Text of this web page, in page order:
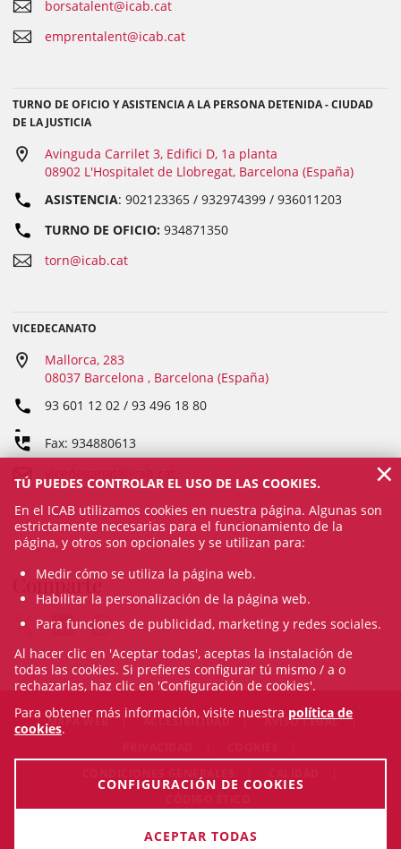
borsatalent@icab.cat
emprentalent@icab.cat
TURNO DE OFICIO Y ASISTENCIA A LA PERSONA DETENIDA - CIUDAD
DE LA JUSTICIA
Avinguda Carrilet 3, Edifici D, 1a planta
08902 L'Hospitalet de Llobregat, Barcelona (España)
ASISTENCIA: 902123365 / 932974399 / 936011203
TURNO DE OFICIO: 934871350
torn@icab.cat
VICEDECANATO
Mallorca, 283
08037 Barcelona , Barcelona (España)
93 601 12 02 / 93 496 18 80
Fax: 934880613
Comparte
MAPA WEB ACCESIBILIDAD
AVISO LEGAL
© Sat Aug 08 04:40:04 CEST 2026 Il·lustre Col·legi de l'Advocacia
TÚ PUEDES CONTROLAR EL USO DE LAS COOKIES.
En el ICAB utilizamos cookies en nuestra página. Algunas son
estrictamente necesarias para el funcionamiento de la
página, y otros son opcionales y se utilizan para:
Medir cómo se utiliza la página web.
Habilitar la personalización de la página web.
Para funciones de publicidad, marketing y redes sociales.
Al hacer clic en 'Aceptar todas', aceptas la instalación de
todas las cookies. Si prefieres configurar tú mismo / a o
rechazarlas, haz clic en 'Configuración de cookies'.
Para obtener más información, visite nuestra política de
cookies.
CONFIGURACIÓN DE COOKIES
ACEPTAR TODAS
×